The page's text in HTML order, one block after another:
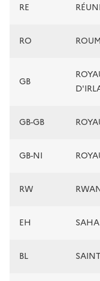
RE
RO
GB
GB-GB
GB-NI
RW
EH
BL